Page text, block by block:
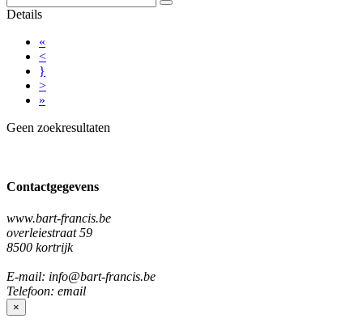
Details
«
<
}
>
»
Geen zoekresultaten
Contactgegevens
www.bart-francis.be
overleiestraat 59
8500 kortrijk
E-mail: info@bart-francis.be
Telefoon: email
×